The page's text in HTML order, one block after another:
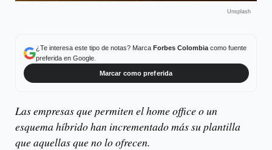
Unsplash
¿Te interesa este tipo de notas? Marca Forbes Colombiacomo fuente
preferida en Google.
Marcar como preferida
Las empresas que permiten el home office o un
esquema híbrido han incrementado más su plantilla
que aquellas que no lo ofrecen.